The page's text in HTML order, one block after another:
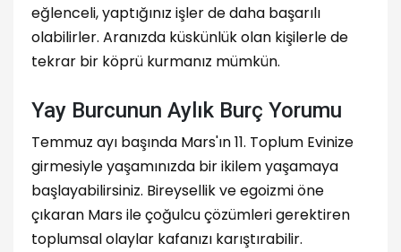
eğlenceli, yaptığınız işler de daha başarılı
olabilirler. Aranızda küskünlük olan kişilerle de
tekrar bir köprü kurmanız mümkün.
Yay Burcunun Aylık Burç Yorumu
Temmuz ayı başında Mars'ın 11. Toplum Evinize
girmesiyle yaşamınızda bir ikilem yaşamaya
başlayabilirsiniz. Bireysellik ve egoizmi öne
çıkaran Mars ile çoğulcu çözümleri gerektiren
toplumsal olaylar kafanızı karıştırabilir.